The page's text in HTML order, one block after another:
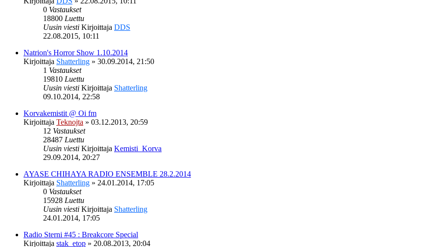
0 Vastaukset
18800 Luettu
Uusin viesti Kirjoittaja DDS
22.08.2015, 10:11
Natrion's Horror Show 1.10.2014
Kirjoittaja Shatterling » 30.09.2014, 21:50
1 Vastaukset
19810 Luettu
Uusin viesti Kirjoittaja Shatterling
09.10.2014, 22:58
Korvakemistit @ Oi fm
Kirjoittaja Teknojta » 03.12.2013, 20:59
12 Vastaukset
28487 Luettu
Uusin viesti Kirjoittaja Kemisti_Korva
29.09.2014, 20:27
AYASE CHIHAYA RADIO ENSEMBLE 28.2.2014
Kirjoittaja Shatterling » 24.01.2014, 17:05
0 Vastaukset
15928 Luettu
Uusin viesti Kirjoittaja Shatterling
24.01.2014, 17:05
Radio Sterni #45 : Breakcore Special
Kirjoittaja stak_etop » 20.08.2013, 20:04